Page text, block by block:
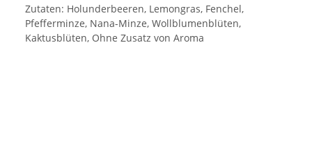
Zutaten: Holunderbeeren, Lemongras, Fenchel,
Pfefferminze, Nana-Minze, Wollblumenblüten,
Kaktusblüten, Ohne Zusatz von Aroma